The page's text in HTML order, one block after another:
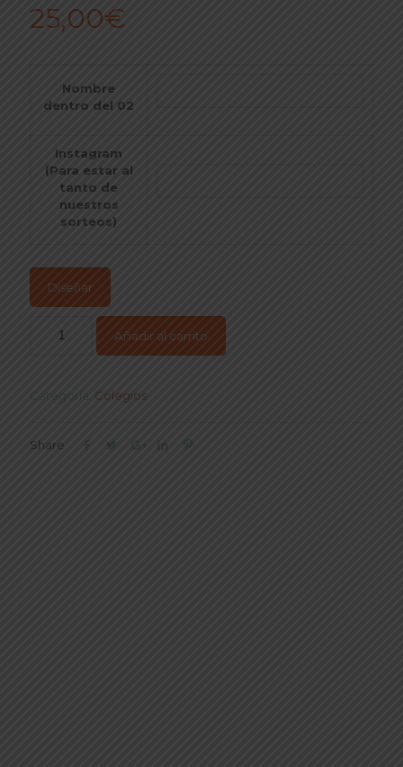
25,00€
Nombre
dentro del 02
Instagram
(Para estar al
tanto de
nuestros
sorteos)
Diseñar
Añadir al carrito
Categoría: Colegios
Share